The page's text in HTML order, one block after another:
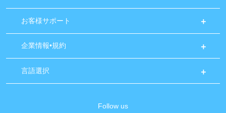
お客様サポート
企業情報•規約
言語選択
Follow us